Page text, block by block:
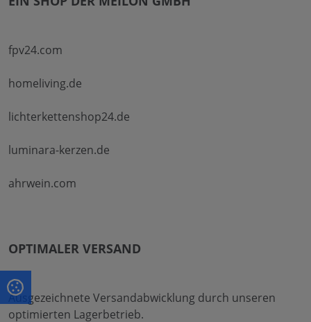
fpv24.com
homeliving.de
lichterkettenshop24.de
luminara-kerzen.de
ahrwein.com
OPTIMALER VERSAND
Ausgezeichnete Versandabwicklung durch unseren
optimierten Lagerbetrieb.